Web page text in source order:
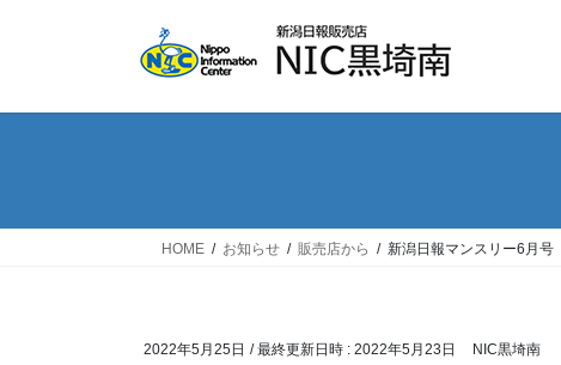
HOME お知らせ 販売店から 新潟日報マンスリー6月号
2022年5月25日 / 最終更新日時 : 2022年5月23日 NIC黒埼南